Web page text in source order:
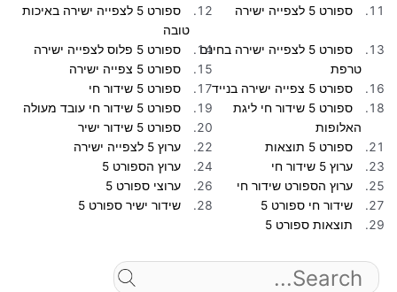
ספורט 5 לצפייה ישירה
ספורט 5 לצפייה ישירה באיכות
טובה
ספורט 5 לצפייה ישירה בחינם
טרפת
ספורט 5 פלוס לצפייה ישירה
ספורט 5 צפייה ישירה
ספורט 5 צפייה ישירה בנייד
ספורט 5 שידור חי
ספורט 5 שידור חי ליגת
האלופות
ספורט 5 שידור חי עובד מעולה
ספורט 5 שידור ישיר
ספורט 5 תוצאות
ערוץ 5 לצפייה ישירה
ערוץ 5 שידור חי
ערוץ הספורט 5
ערוץ הספורט שידור חי
ערוצי ספורט 5
שידור חי ספורט 5
שידור ישיר ספורט 5
תוצאות ספורט 5
for: